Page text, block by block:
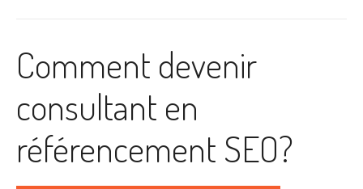
Comment devenir
consultant en
référencement SEO?